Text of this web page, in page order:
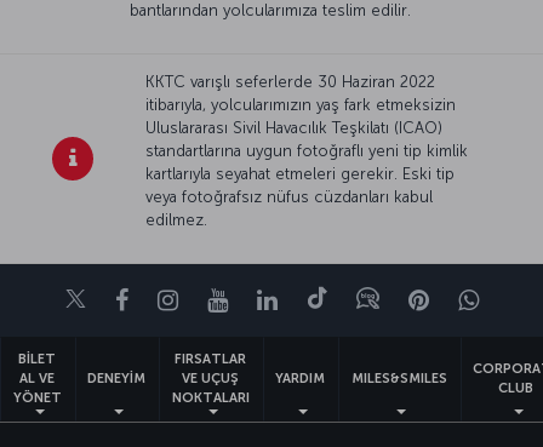
bantlarından yolcularımıza teslim edilir.
KKTC varışlı seferlerde 30 Haziran 2022
itibarıyla, yolcularımızın yaş fark etmeksizin
Uluslararası Sivil Havacılık Teşkilatı (ICAO)
standartlarına uygun fotoğraflı yeni tip kimlik
kartlarıyla seyahat etmeleri gerekir. Eski tip
veya fotoğrafsız nüfus cüzdanları kabul
edilmez.
TwitterFacebookInstagram
YoutubeLinkedIn
TiktokBlogPinterest
BİLET
AL VE
YÖNET
DENEYİM
FIRSATLAR
VE UÇUŞ
NOKTALARI
YARDIM MILES&SMILES
CLUB